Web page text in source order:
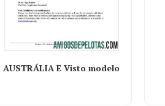
AUSTRÁLIA E Visto modelo